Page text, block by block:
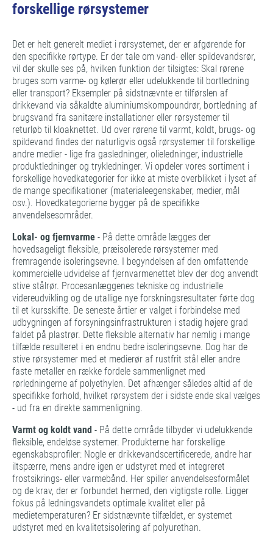
forskellige rørsystemer
Det er helt generelt mediet i rørsystemet, der er afgørende for
den specifikke rørtype. Er der tale om vand- eller spildevandsrør,
vil der skulle ses på, hvilken funktion der tilsigtes: Skal rørene
bruges som varme- og kølerør eller udelukkende til bortledning
eller transport? Eksempler på sidstnævnte er tilførslen af
drikkevand via såkaldte aluminiumskompoundrør, bortledning af
brugsvand fra sanitære installationer eller rørsystemer til
returløb til kloaknettet. Ud over rørene til varmt, koldt, brugs- og
spildevand findes der naturligvis også rørsystemer til forskellige
andre medier - lige fra gasledninger, olieledninger, industrielle
produktledninger og trykledninger. Vi opdeler vores sortiment i
forskellige hovedkategorier for ikke at miste overblikket i lyset af
de mange specifikationer (materialeegenskaber, medier, mål
osv.). Hovedkategorierne bygger på de specifikke
anvendelsesområder.
Lokal- og fjernvarme - På dette område lægges der
hovedsageligt fleksible, præisolerede rørsystemer med
fremragende isoleringsevne. I begyndelsen af den omfattende
kommercielle udvidelse af fjernvarmenettet blev der dog anvendt
stive stålrør. Procesanlæggenes tekniske og industrielle
videreudvikling og de utallige nye forskningsresultater førte dog
til et kursskifte. De seneste årtier er valget i forbindelse med
udbygningen af forsyningsinfrastrukturen i stadig højere grad
faldet på plastrør. Dette fleksible alternativ har nemlig i mange
tilfælde resulteret i en endnu bedre isoleringsevne. Dog har de
stive rørsystemer med et medierør af rustfrit stål eller andre
faste metaller en række fordele sammenlignet med
rørledningerne af polyethylen. Det afhænger således altid af de
specifikke forhold, hvilket rørsystem der i sidste ende skal vælges
- ud fra en direkte sammenligning.
Varmt og koldt vand - På dette område tilbyder vi udelukkende
fleksible, endeløse systemer. Produkterne har forskellige
egenskabsprofiler: Nogle er drikkevandscertificerede, andre har
iltspærre, mens andre igen er udstyret med et integreret
frostsikrings- eller varmebånd. Her spiller anvendelsesformålet
og de krav, der er forbundet hermed, den vigtigste rolle. Ligger
fokus på ledningsvandets optimale kvalitet eller på
medietemperaturen? Er sidstnævnte tilfældet, er systemet
udstyret med en kvalitetsisolering af polyurethan.